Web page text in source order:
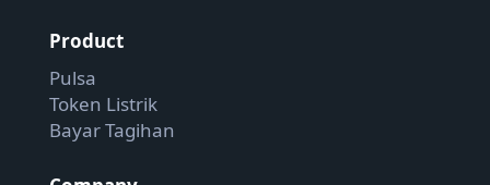
Product
Pulsa
Token Listrik
Bayar Tagihan